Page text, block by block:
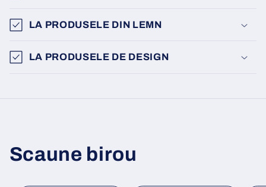
LA PRODUSELE DIN LEMN
LA PRODUSELE DE DESIGN
Scaune birou